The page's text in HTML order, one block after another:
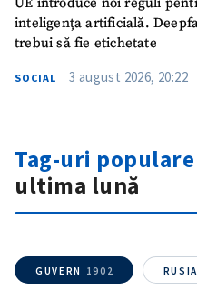
inteligența artificială.
trebui să fie etichetate
SOCIAL 3 august 2026, 20:22
Tag-uri populare
ultima lună
GUVERN 1902 RUSIA